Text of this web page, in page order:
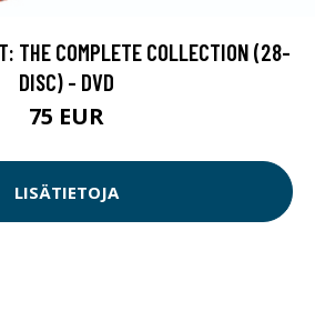
THE COMPLETE COLLECTION (28-
DISC) - DVD
75 EUR
LISÄTIETOJA